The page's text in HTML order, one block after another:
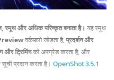
और अधिक परिष्कृत बनाता है। यह स्मूथ
वर्कफ़्लो जोड़ता है,प्रदर्शन और
और ट्रिमिंगको अपग्रेड करता है, और
सूची प्रदान करता है। OpenShot 3.5.1